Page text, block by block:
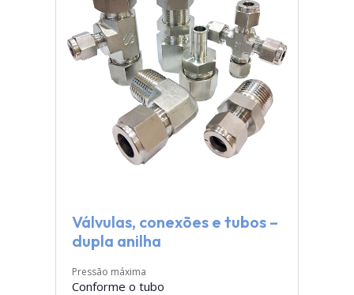
Válvulas, conexões e tubos –
dupla anilha
Pressão máxima
Conforme o tubo